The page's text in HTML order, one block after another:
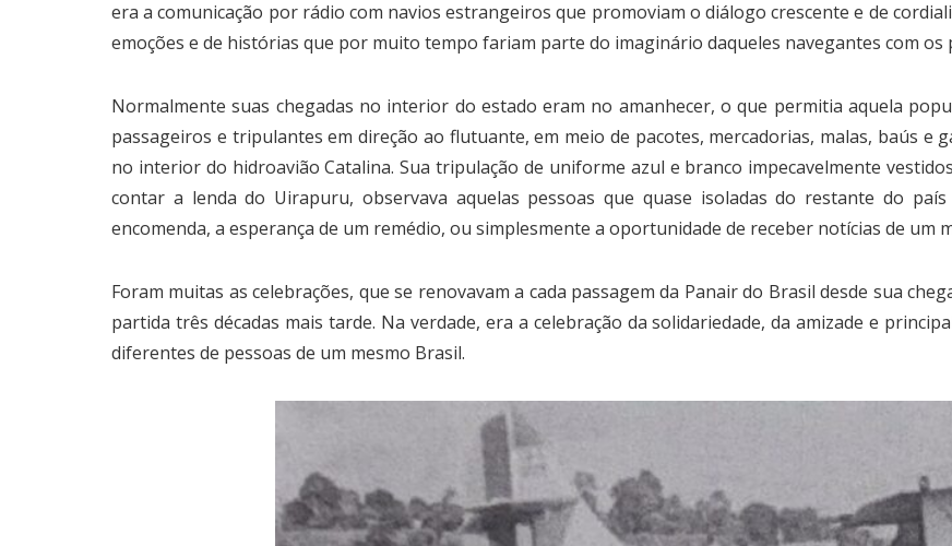
era a comunicação por rádio com navios estrangeiros que promoviam o diálogo crescente e de
emoções e de histórias que por muito tempo fariam parte do imaginário daqueles navegantes com os
Normalmente suas chegadas no interior do estado eram no amanhecer, o que permitia aquela
passageiros e tripulantes em direção ao flutuante, em meio de pacotes, mercadorias, malas, baús e
no interior do hidroavião Catalina. Sua tripulação de uniforme azul e branco impecavelmente
contar a lenda do Uirapuru, observava aquelas pessoas que quase isoladas do restante do
encomenda, a esperança de um remédio, ou simplesmente a oportunidade de receber notícias de um
Foram muitas as celebrações, que se renovavam a cada passagem da Panair do Brasil desde sua
partida três décadas mais tarde. Na verdade, era a celebração da solidariedade, da amizade e
diferentes de pessoas de um mesmo Brasil.